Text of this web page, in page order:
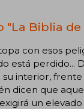
"La Biblia
con esos
está perdido...
su interior,
dicen que
un